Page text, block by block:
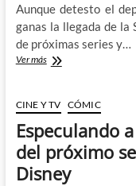
Aunque detesto el
ganas la llegada de
de próximas series y…
Ver másPrimer
Falcon
&
The
Winter
Soldier,
Wandavision
CINE Y TV CÓMIC
Especulando
del próximo
Disney